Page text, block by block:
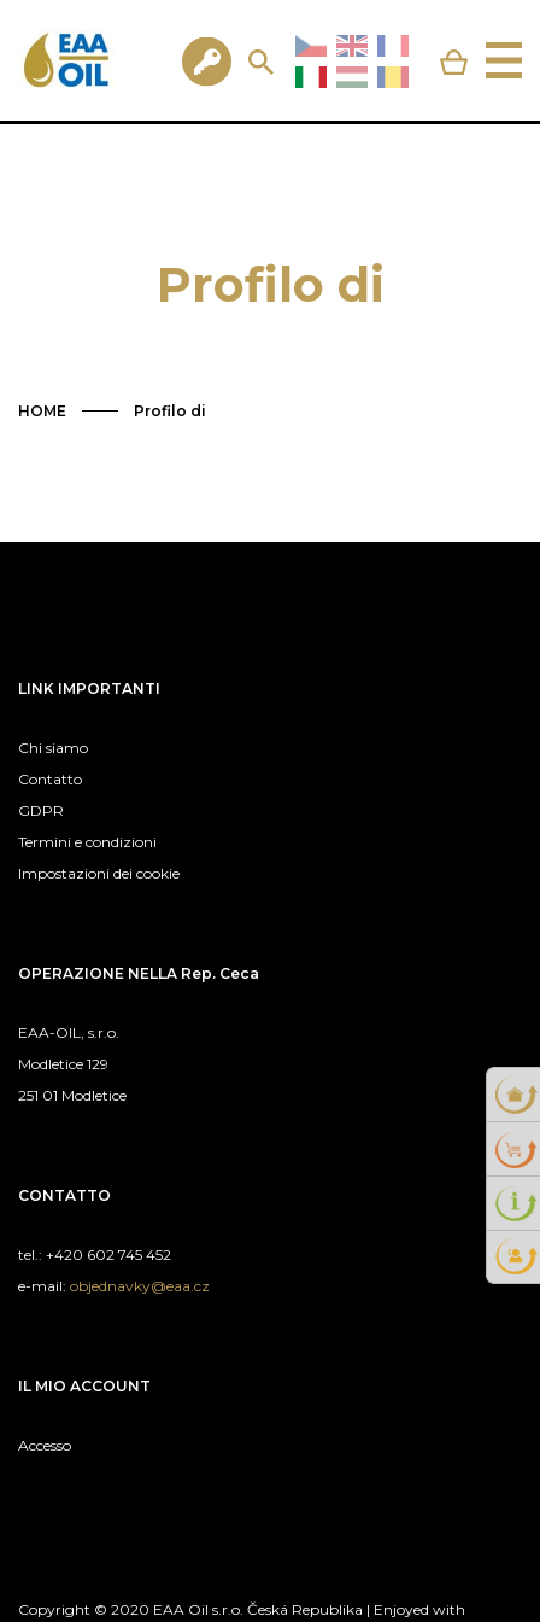
Profilo di
HOME Profilo di
LINK IMPORTANTI
Chi siamo
Contatto
GDPR
Termini e condizioni
Impostazioni dei cookie
OPERAZIONE NELLA Rep. Ceca
EAA-OIL, s.r.o.
Modletice 129
251 01 Modletice
CONTATTO
tel.: +420 602 745 452
e-mail: objednavky@eaa.cz
IL MIO ACCOUNT
Accesso
Copyright © 2020 EAA Oil s.r.o. Česká Republika | Enjoyed with